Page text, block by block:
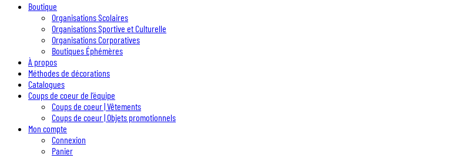
Boutique
Organisations Scolaires
Organisations Sportive et Culturelle
Organisations Corporatives
Boutiques Éphémères
À propos
Méthodes de décorations
Catalogues
Coups de coeur de l’équipe
Coups de coeur | Vêtements
Coups de coeur | Objets promotionnels
Mon compte
Connexion
Panier